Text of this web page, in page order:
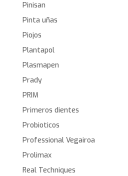
Pinisan
Pinta uñas
Piojos
Plantapol
Plasmapen
Prady
PRIM
Primeros dientes
Probioticos
Professional Vegairoa
Prolimax
Real Techniques